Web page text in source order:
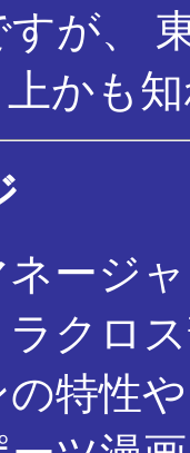
が、
かも
ージ
クロ
特性